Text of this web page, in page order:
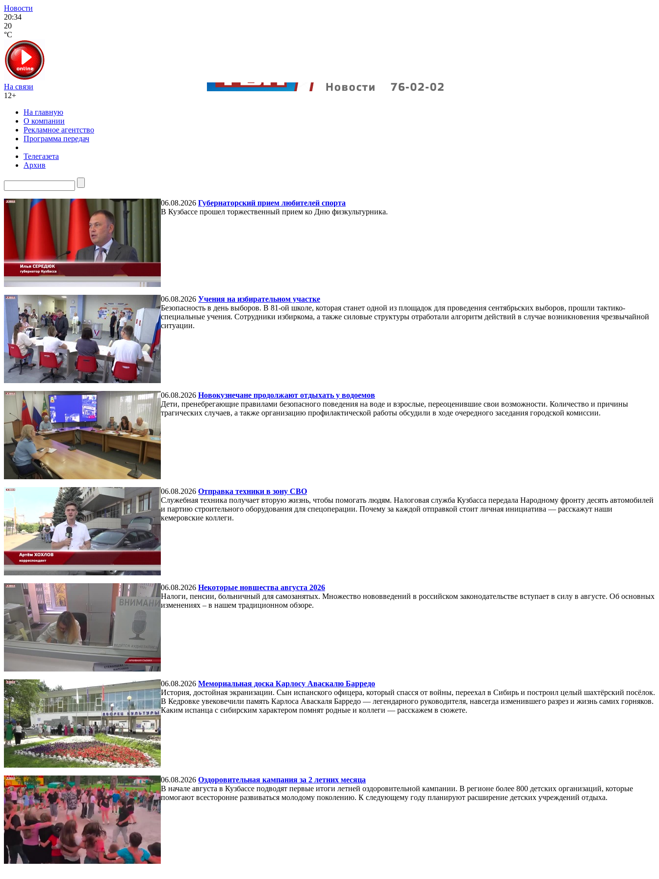
Новости
20:34
20
°C
На связи
12+
На главную
О компании
Рекламное агентство
Программа передач
Телегазета
Архив
06.08.2026 Губернаторский прием любителей спорта
В Кузбассе прошел торжественный прием ко Дню физкультурника.
06.08.2026 Учения на избирательном участке
Безопасность в день выборов. В 81-ой школе, которая станет одной из площадок для проведения сентябрьских выборов, прошли тактико-
специальные учения. Сотрудники избиркома, а также силовые структуры отработали алгоритм действий в случае возникновения чрезвычайной
ситуации.
06.08.2026 Новокузнечане продолжают отдыхать у водоемов
Дети, пренебрегающие правилами безопасного поведения на воде и взрослые, переоценившие свои возможности. Количество и причины
трагических случаев, а также организацию профилактической работы обсудили в ходе очередного заседания городской комиссии.
06.08.2026 Отправка техники в зону СВО
Служебная техника получает вторую жизнь, чтобы помогать людям. Налоговая служба Кузбасса передала Народному фронту десять автомобилей
и партию строительного оборудования для спецоперации. Почему за каждой отправкой стоит личная инициатива — расскажут наши
кемеровские коллеги.
06.08.2026 Некоторые новшества августа 2026
Налоги, пенсии, больничный для самозанятых. Множество нововведений в российском законодательстве вступает в силу в августе. Об основных
изменениях – в нашем традиционном обзоре.
06.08.2026 Мемориальная доска Карлосу Аваскалю Барредо
История, достойная экранизации. Сын испанского офицера, который спасся от войны, переехал в Сибирь и построил целый шахтёрский посёлок.
В Кедровке увековечили память Карлоса Аваскаля Барредо — легендарного руководителя, навсегда изменившего разрез и жизнь самих горняков.
Каким испанца с сибирским характером помнят родные и коллеги — расскажем в сюжете.
06.08.2026 Оздоровительная кампания за 2 летних месяца
В начале августа в Кузбассе подводят первые итоги летней оздоровительной кампании. В регионе более 800 детских организаций, которые
помогают всесторонне развиваться молодому поколению. К следующему году планируют расширение детских учреждений отдыха.